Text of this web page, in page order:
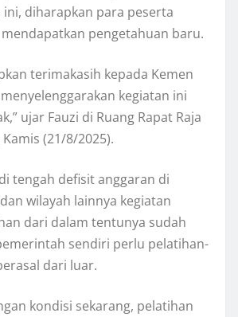
ini, diharapkan para peserta
pengetahuan baru.
terimakasih kepada Kemen
kegiatan ini
ujar Fauzi di Ruang Rapat Raja
(21/8/2025).
tengah defisit anggaran di
wilayah lainnya kegiatan
dari dalam tentunya sudah
sendiri perlu pelatihan-
dari luar.
kondisi sekarang, pelatihan